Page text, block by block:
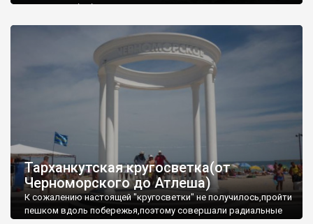
запрошую відвідати це
Тарханкутская кругосветка(от
Черноморского до Атлеша)
К сожалению настоящей "кругосветки" не получилось,пройти
пешком вдоль побережья,поэтому совершали радиальные